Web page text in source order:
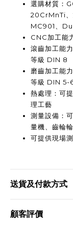
選購材質：
20CrMnTi
MC901、
CNC加工能
滾齒加工能
等級 DIN 8
磨齒加工能
等級 DIN 5-
熱處理：可
理工藝
測量設備：
量機、齒輪
可提供現場
送貨及付款方式
顧客評價